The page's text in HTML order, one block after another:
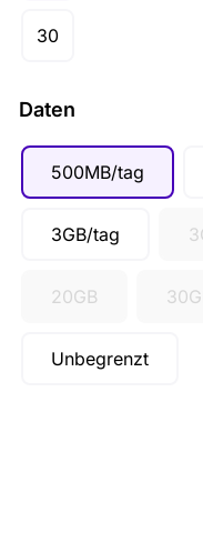
30
Daten
500MB/tag
3GB/tag
20GB
Unbegrenzt